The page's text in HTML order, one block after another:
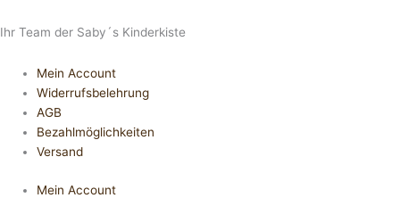
Ihr Team der Saby´s Kinderkiste
Mein Account
Widerrufsbelehrung
AGB
Bezahlmöglichkeiten
Versand
Mein Account